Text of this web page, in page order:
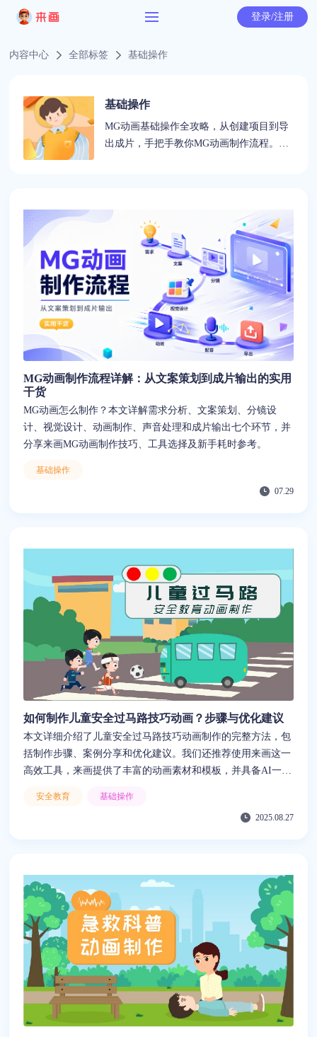
登录/注册
内容中心 全部标签 基础操作
基础操作
MG动画基础操作全攻略，从创建项目到导
出成片，手把手教你MG动画制作流程。零
MG动画制作流程详解：从文案策划到成片输出的实用
干货
MG动画怎么制作？本文详解需求分析、文案策划、分镜设
计、视觉设计、动画制作、声音处理和成片输出七个环节，并
分享来画MG动画制作技巧、工具选择及新手耗时参考。
基础操作
07.29
如何制作儿童安全过马路技巧动画？步骤与优化建议
本文详细介绍了儿童安全过马路技巧动画制作的完整方法，包
括制作步骤、案例分享和优化建议。我们还推荐使用来画这一
高效工具，来画提供了丰富的动画素材和模板，并具备AI一键
安全教育 基础操作
2025.08.27